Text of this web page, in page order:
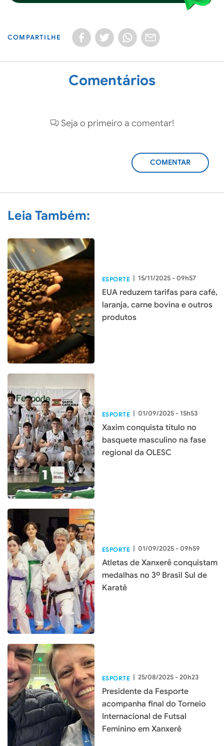
COMPARTILHE
Comentários
Seja o primeiro a comentar!
ADICIONAR
Leia Também:
ESPORTE | 15/11/2025 - 09h57
EUA reduzem tarifas para café,
laranja, carne bovina e outros
produtos
ESPORTE | 01/09/2025 - 15h53
Xaxim conquista título no
basquete masculino na fase
regional da OLESC
ESPORTE | 01/09/2025 - 09h59
Atletas de Xanxerê conquistam
medalhas no 3º Brasil Sul de
Karatê
ESPORTE | 25/08/2025 - 20h23
Presidente da Fesporte
acompanha final do Torneio
Internacional de Futsal
Feminino em Xanxerê